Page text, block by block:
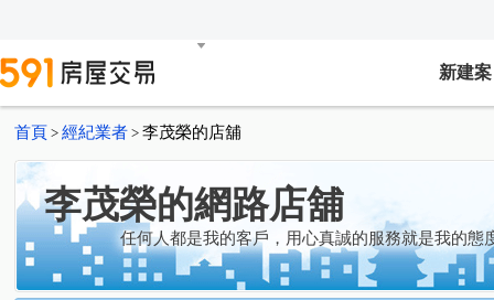
新建案
首頁 > 經紀業者 > 李茂榮的店舖
李茂榮的網路店舖
任何人都是我的客戶，用心真誠的服務就是我的態